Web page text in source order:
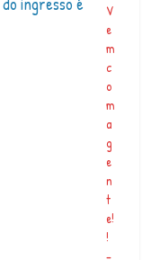
V
e
m
c
o
m
a
g
e
n
t
e!
!
–